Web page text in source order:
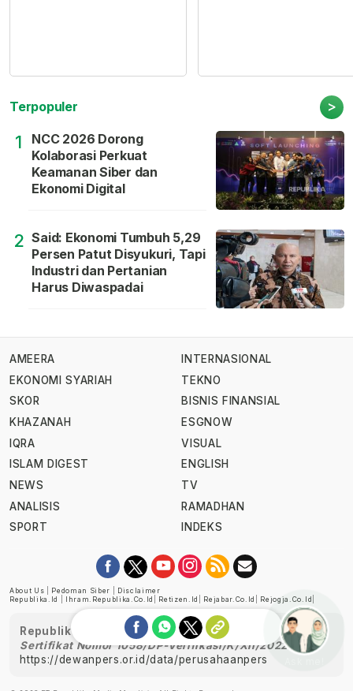
Terpopuler >
1
NCC 2026 Dorong
Kolaborasi Perkuat
Keamanan Siber dan
Ekonomi Digital
2 Said: Ekonomi Tumbuh 5,29
Persen Patut Disyukuri, Tapi
Industri dan Pertanian
Harus Diwaspadai
AMEERA
EKONOMI SYARIAH
SKOR
KHAZANAH
IQRA
ISLAM DIGEST
NEWS
ANALISIS
SPORT
INTERNASIONAL
TEKNO
BISNIS FINANSIAL
ESGNOW
VISUAL
ENGLISH
TV
RAMADHAN
INDEKS
About Us Pedoman Siber
Disclaimer
Republika.id
Ihram.republika.co.id Retizen.id Rejabar.co.id Rejogja.co.id
Republika telah diverifikasi oleh Dewan Pers
Sertifikat Nomor 1058/DP-Verifikasi/K/XII/2022
https://dewanpers.or.id/data/perusahaanpers